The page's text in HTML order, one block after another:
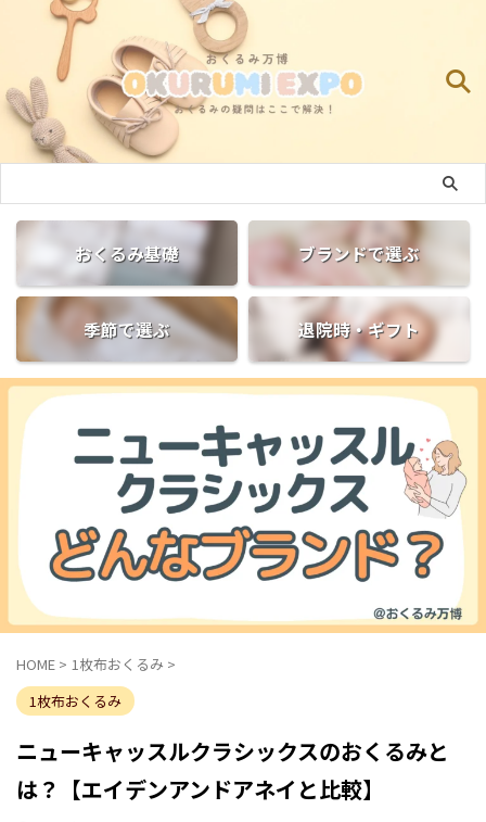
おくるみ基礎 ブランドで選ぶ
季節で選ぶ 退院時・ギフト
HOME > 1枚布おくるみ >
1枚布おくるみ
ニューキャッスルクラシックスのおくるみと
は？【エイデンアンドアネイと比較】